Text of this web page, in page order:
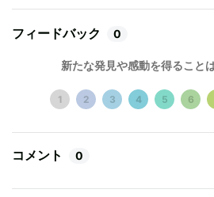
フィードバック 0
新たな発見や感動を得ること
1 2 3 4 5 6
コメント 0